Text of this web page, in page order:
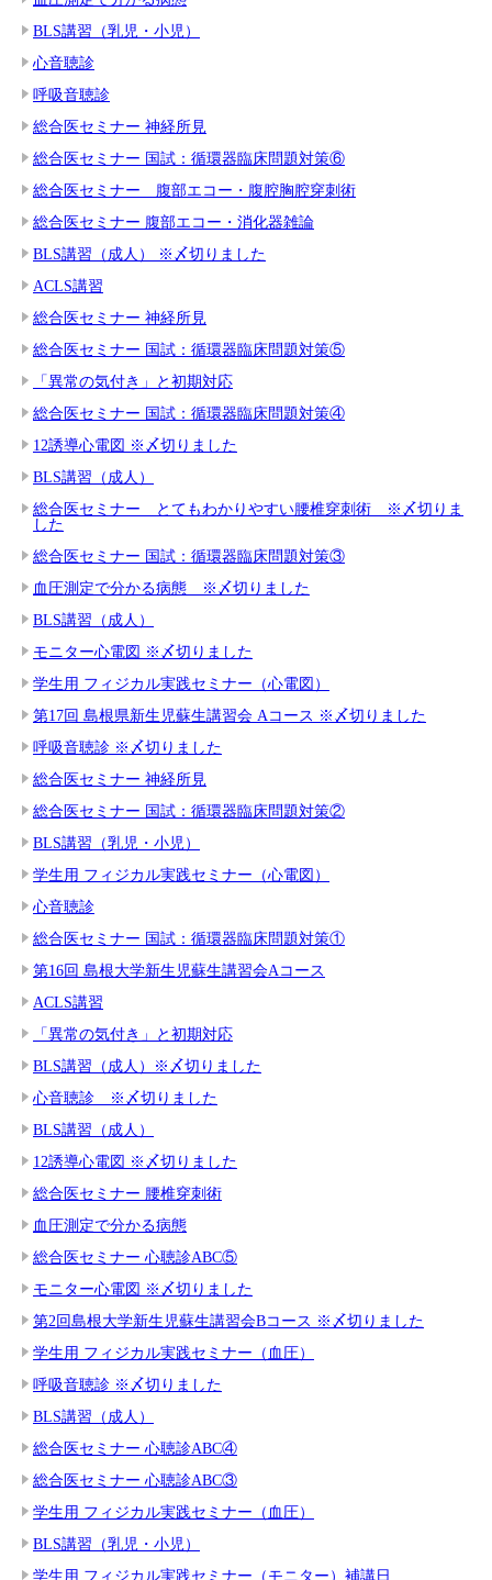
BLS講習（乳児・小児）
心音聴診
呼吸音聴診
総合医セミナー 神経所見
総合医セミナー 国試：循環器臨床問題対策⑥
総合医セミナー 腹部エコー・腹腔胸腔穿刺術
総合医セミナー 腹部エコー・消化器雑論
BLS講習（成人） ※〆切りました
ACLS講習
総合医セミナー 神経所見
総合医セミナー 国試：循環器臨床問題対策⑤
「異常の気付き」と初期対応
総合医セミナー 国試：循環器臨床問題対策④
12誘導心電図 ※〆切りました
BLS講習（成人）
総合医セミナー とてもわかりやすい腰椎穿刺術 ※〆切りま
した
総合医セミナー 国試：循環器臨床問題対策③
血圧測定で分かる病態 ※〆切りました
BLS講習（成人）
モニター心電図 ※〆切りました
学生用 フィジカル実践セミナー（心電図）
第17回 島根県新生児蘇生講習会 Aコース ※〆切りました
呼吸音聴診 ※〆切りました
総合医セミナー 神経所見
総合医セミナー 国試：循環器臨床問題対策②
BLS講習（乳児・小児）
学生用 フィジカル実践セミナー（心電図）
心音聴診
総合医セミナー 国試：循環器臨床問題対策①
第16回 島根大学新生児蘇生講習会Aコース
ACLS講習
「異常の気付き」と初期対応
BLS講習（成人）※〆切りました
心音聴診 ※〆切りました
BLS講習（成人）
12誘導心電図 ※〆切りました
総合医セミナー 腰椎穿刺術
血圧測定で分かる病態
総合医セミナー 心聴診ABC⑤
モニター心電図 ※〆切りました
第2回島根大学新生児蘇生講習会Bコース ※〆切りました
学生用 フィジカル実践セミナー（血圧）
呼吸音聴診 ※〆切りました
BLS講習（成人）
総合医セミナー 心聴診ABC④
総合医セミナー 心聴診ABC③
学生用 フィジカル実践セミナー（血圧）
BLS講習（乳児・小児）
学生用 フィジカル実践セミナー（モニター）補講日